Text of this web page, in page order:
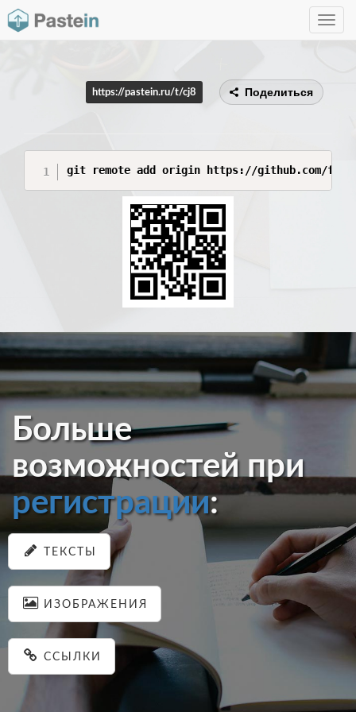
Toggle
https://pastein.ru/t/cj8 Поделиться
git remote add origin https://github.com/fpmi-
Больше
возможностей при
регистрации:
ТЕКСТЫ
ИЗОБРАЖЕНИЯ
ССЫЛКИ